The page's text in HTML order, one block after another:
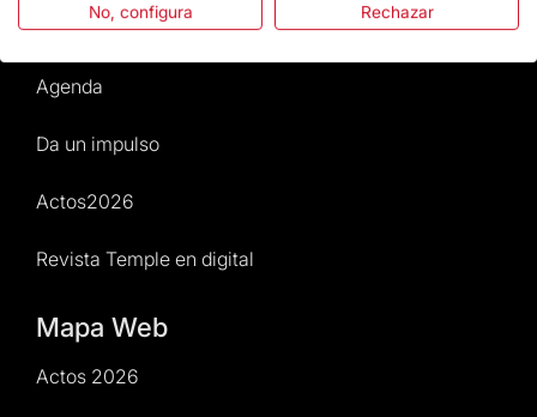
Noticias y Actualidad
Agenda
Da un impulso
Actos2026
Revista Temple en digital
Mapa Web
Actos 2026
No, configura Rechazar